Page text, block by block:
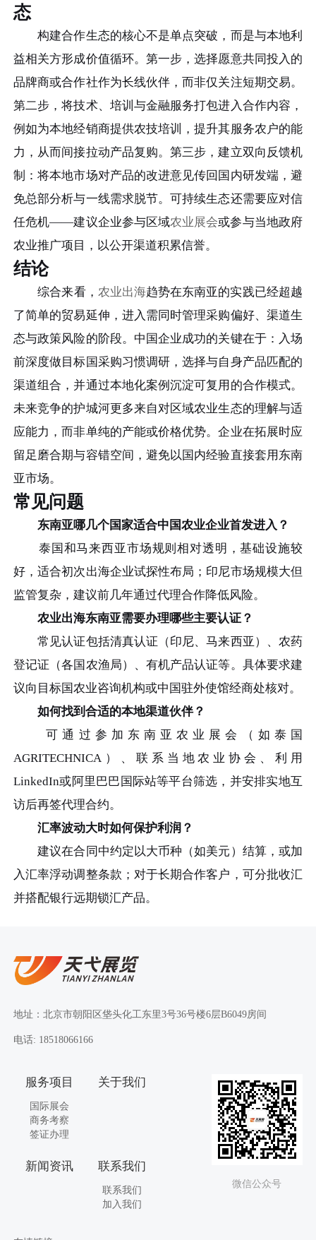
态
构建合作生态的核心不是单点突破，而是与本地利
益相关方形成价值循环。第一步，选择愿意共同投入的
品牌商或合作社作为长线伙伴，而非仅关注短期交易。
第二步，将技术、培训与金融服务打包进入合作内容，
例如为本地经销商提供农技培训，提升其服务农户的能
力，从而间接拉动产品复购。第三步，建立双向反馈机
制：将本地市场对产品的改进意见传回国内研发端，避
免总部分析与一线需求脱节。可持续生态还需要应对信
任危机——建议企业参与区域农业展会或参与当地政府
农业推广项目，以公开渠道积累信誉。
结论
综合来看， 农业出海趋势在东南亚的实践已经超越
了简单的贸易延伸，进入需同时管理采购偏好、渠道生
态与政策风险的阶段。中国企业成功的关键在于：入场
前深度做目标国采购习惯调研，选择与自身产品匹配的
渠道组合，并通过本地化案例沉淀可复用的合作模式。
未来竞争的护城河更多来自对区域农业生态的理解与适
应能力，而非单纯的产能或价格优势。企业在拓展时应
留足磨合期与容错空间，避免以国内经验直接套用东南
亚市场。
常见问题
东南亚哪几个国家适合中国农业企业首发进入？
泰国和马来西亚市场规则相对透明，基础设施较
好，适合初次出海企业试探性布局；印尼市场规模大但
监管复杂，建议前几年通过代理合作降低风险。
农业出海东南亚需要办理哪些主要认证？
常见认证包括清真认证（印尼、马来西亚）、农药
登记证（各国农渔局）、有机产品认证等。具体要求建
议向目标国农业咨询机构或中国驻外使馆经商处核对。
如何找到合适的本地渠道伙伴？
可通过参加东南亚农业展会（如泰国
AGRITECHNICA）、联系当地农业协会、利用
LinkedIn或阿里巴巴国际站等平台筛选，并安排实地互
访后再签代理合约。
汇率波动大时如何保护利润？
建议在合同中约定以大币种（如美元）结算，或加
入汇率浮动调整条款；对于长期合作客户，可分批收汇
并搭配银行远期锁汇产品。
地址：北京市朝阳区垡头化工东里3号36号楼6层B6049房间
电话: 18518066166
服务项目
国际展会
商务考察
签证办理
关于我们
新闻资讯 联系我们
联系我们
加入我们
微信公众号